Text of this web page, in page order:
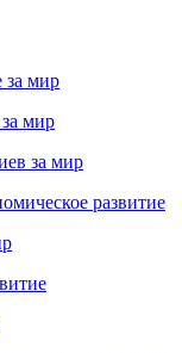
за мир
мир
за мир
развитие